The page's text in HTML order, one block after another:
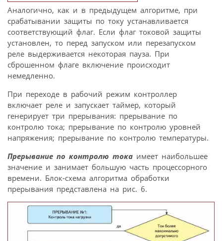
Аналогично, как и в предыдущем алгоритме, при
срабатывании защиты по току устанавливается
соответствующий флаг. Если флаг токовой защиты
установлен, то перед запуском или перезапуском
реле выдерживается некоторая пауза. При
сброшенном флаге включение происходит
немедленно.
При переходе в рабочий режим контроллер
включает реле и запускает таймер, который
генерирует три прерывания: прерывание по
контролю тока; прерывание по контролю уровней
напряжения; прерывание по контролю температуры.
Прерывание по контролю тока имеет наибольшее
значение и занимает большую часть процессорного
времени. Блок-схема алгоритма обработки
прерывания представлена на рис. 6.